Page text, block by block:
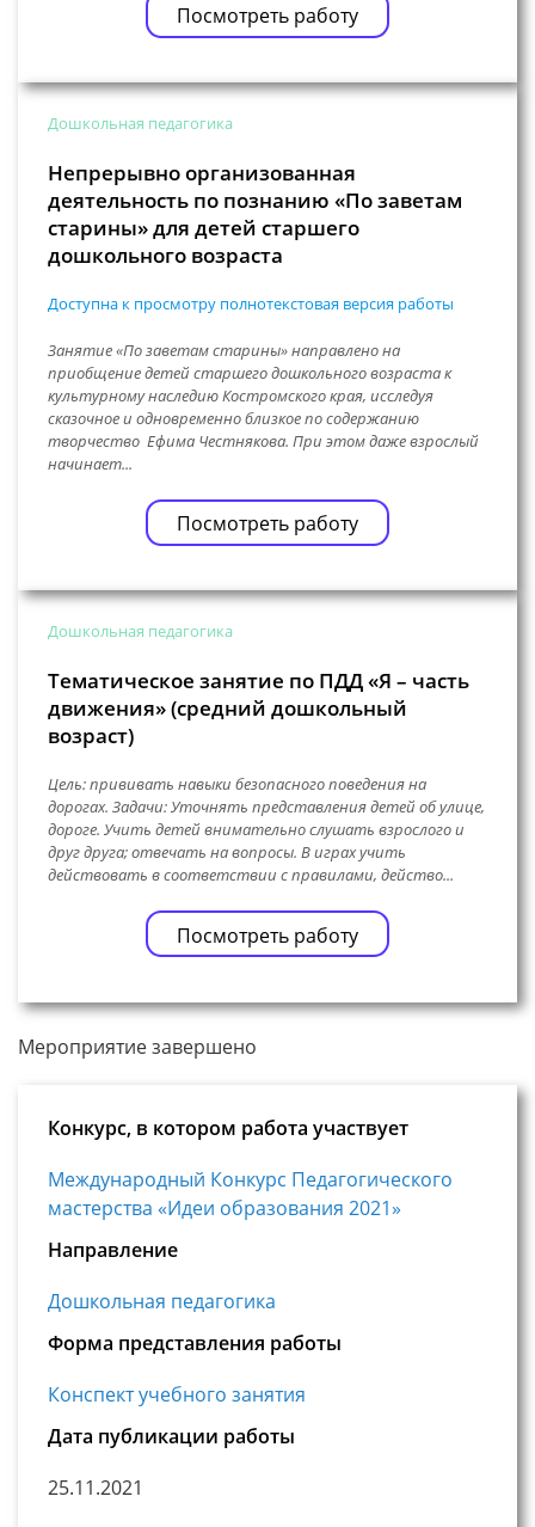
Посмотреть работу
Дошкольная педагогика
Непрерывно организованная
деятельность по познанию «По заветам
старины» для детей старшего
дошкольного возраста
Доступна к просмотру полнотекстовая версия работы
Занятие «По заветам старины» направлено на
приобщение детей старшего дошкольного возраста к
культурному наследию Костромского края, исследуя
сказочное и одновременно близкое по содержанию
творчество Ефима Честнякова. При этом даже взрослый
начинает...
Посмотреть работу
Дошкольная педагогика
Тематическое занятие по ПДД «Я – часть
движения» (средний дошкольный
возраст)
Цель: прививать навыки безопасного поведения на
дорогах. Задачи: Уточнять представления детей об улице,
дороге. Учить детей внимательно слушать взрослого и
друг друга; отвечать на вопросы. В играх учить
действовать в соответствии с правилами, действо...
Посмотреть работу
Мероприятие завершено
Конкурс, в котором работа участвует
Международный Конкурс Педагогического
мастерства «Идеи образования 2021»
Направление
Дошкольная педагогика
Форма представления работы
Конспект учебного занятия
Дата публикации работы
25.11.2021